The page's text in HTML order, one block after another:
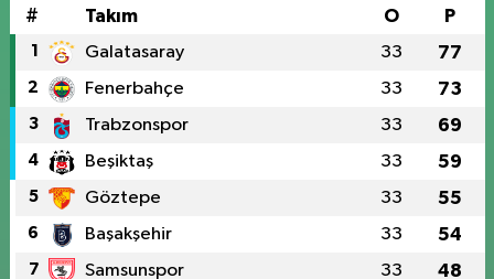
# Takım O P
1 Galatasaray 33 77
2 Fenerbahçe 33 73
3 Trabzonspor 33 69
4 Beşiktaş 33 59
5 Göztepe 33 55
6 Başakşehir 33 54
7 Samsunspor 33 48